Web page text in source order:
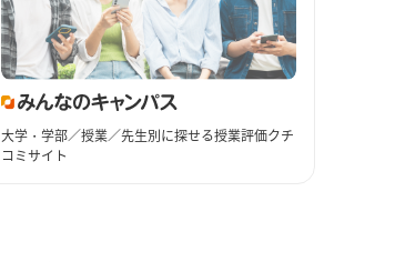
大学・学部／授業／先生別に探せる授業評価クチ
コミサイト